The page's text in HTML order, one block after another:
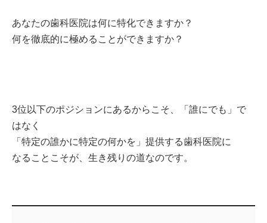
あなたの歯科医院は何に特化できますか？
何を徹底的に極めることができますか？
3位以下のポジションにあるからこそ、「誰にでも」で
はなく
「特定の誰かに特定の何かを」提供する歯科医院に
なることこそが、生き残りの道なのです。